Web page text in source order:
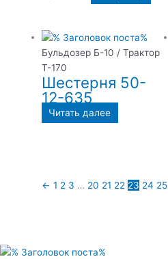
Бульдозер Б-10 / Трактор
Т-170
Шестерня 50-
12-635
Читать далее
← 1 2 3 … 20 21 22 23 24 25